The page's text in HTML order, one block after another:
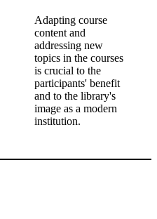
​Adapting course
content and
addressing new
topics in the courses
is crucial to the
participants' benefit
and to the library's
image as a modern
institution.